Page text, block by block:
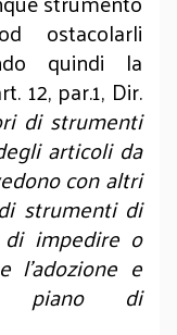
ostacolarli
quindi la
12, par.1, Dir.
di strumenti
articoli da
con altri
strumenti di
impedire o
l'adozione e
piano di